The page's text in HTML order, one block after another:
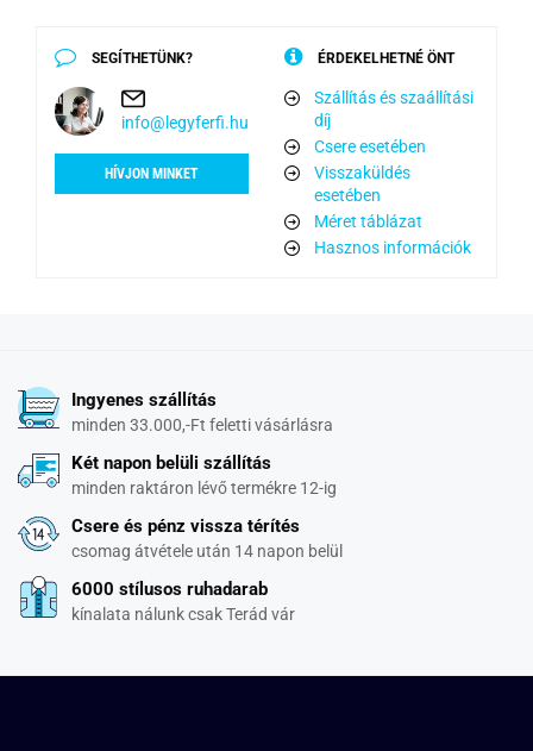
SEGÍTHETÜNK?
info@legyferfi.hu
HÍVJON MINKET
ÉRDEKELHETNÉ ÖNT
Szállítás és szaállítási
díj
Csere esetében
Visszaküldés
esetében
Méret táblázat
Hasznos információk
Ingyenes szállítás
minden 33.000,-Ft feletti vásárlásra
Két napon belüli szállítás
minden raktáron lévő termékre 12-ig
Csere és pénz vissza térítés
csomag átvétele után 14 napon belül
6000 stílusos ruhadarab
kínalata nálunk csak Terád vár